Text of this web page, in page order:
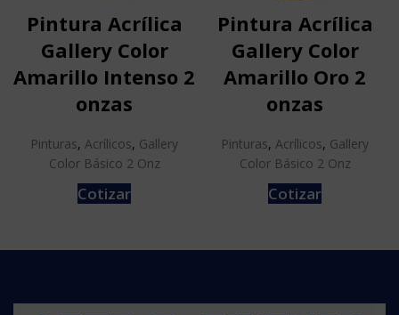
Pintura Acrílica
Gallery Color
Amarillo Intenso 2
onzas
Pinturas, Acrílicos, Gallery
Color Básico 2 Onz
Cotizar
Pintura Acrílica
Gallery Color
Amarillo Oro 2
onzas
Pinturas, Acrílicos, Gallery
Color Básico 2 Onz
Cotizar